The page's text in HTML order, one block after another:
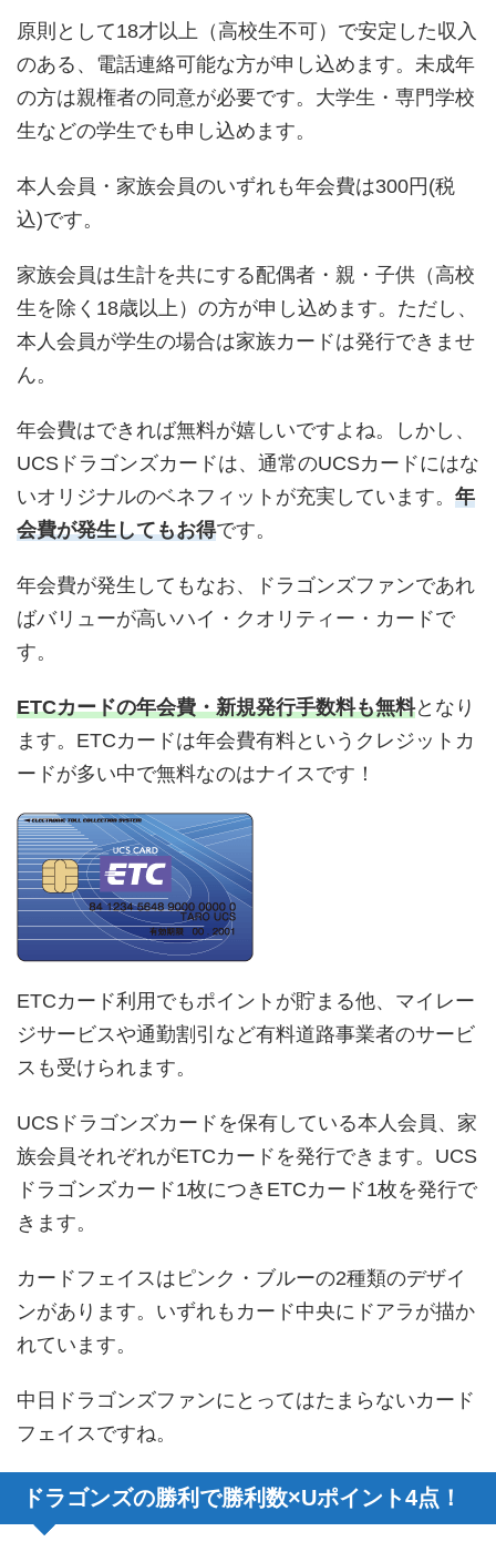
原則として18才以上（高校生不可）で安定した収入
のある、電話連絡可能な方が申し込めます。未成年
の方は親権者の同意が必要です。大学生・専門学校
生などの学生でも申し込めます。
本人会員・家族会員のいずれも年会費は300円(税
込)です。
家族会員は生計を共にする配偶者・親・子供（高校
生を除く18歳以上）の方が申し込めます。ただし、
本人会員が学生の場合は家族カードは発行できませ
ん。
年会費はできれば無料が嬉しいですよね。しかし、
UCSドラゴンズカードは、通常のUCSカードにはな
いオリジナルのベネフィットが充実しています。 年
会費が発生してもお得です。
年会費が発生してもなお、ドラゴンズファンであれ
ばバリューが高いハイ・クオリティー・カードで
す。
ETCカードの年会費・新規発行手数料も無料となり
ます。ETCカードは年会費有料というクレジットカ
ードが多い中で無料なのはナイスです！
ETCカード利用でもポイントが貯まる他、マイレー
ジサービスや通勤割引など有料道路事業者のサービ
スも受けられます。
UCSドラゴンズカードを保有している本人会員、家
族会員それぞれがETCカードを発行できます。UCS
ドラゴンズカード1枚につきETCカード1枚を発行で
きます。
カードフェイスはピンク・ブルーの2種類のデザイ
ンがあります。いずれもカード中央にドアラが描か
れています。
中日ドラゴンズファンにとってはたまらないカード
フェイスですね。
ドラゴンズの勝利で勝利数×Uポイント4点！